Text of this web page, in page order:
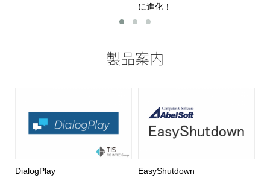
に進化！
製品案内
DialogPlay EasyShutdown